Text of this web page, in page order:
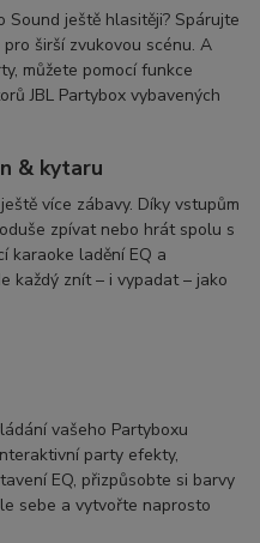
Sound ještě hlasitěji? Spárujte
širší zvukovou scénu. A
můžete pomocí funkce
JBL Partybox vybavených
& kytaru
více zábavy. Díky vstupům
zpívat nebo hrát spolu s
karaoke ladění EQ a
každý znít – i vypadat – jako
vašeho Partyboxu
party efekty,
EQ, přizpůsobte si barvy
sebe a vytvořte naprosto